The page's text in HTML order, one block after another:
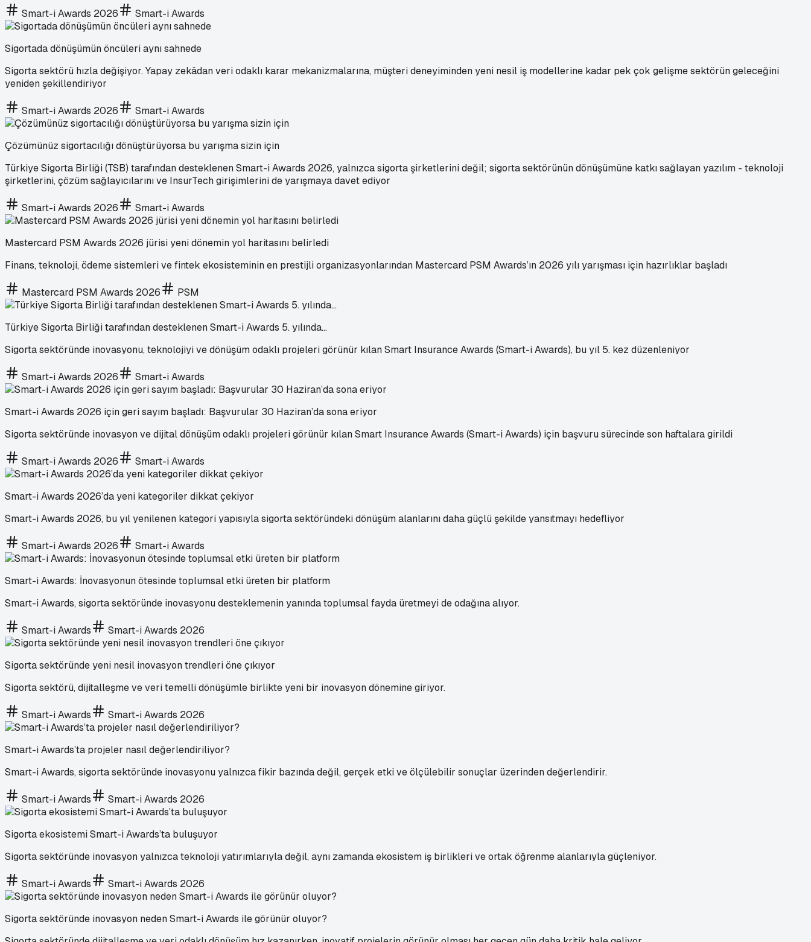
Smart-i Awards 2026 Smart-i Awards
Sigortada dönüşümün öncüleri aynı sahnede
Sigorta sektörü hızla değişiyor. Yapay zekâdan veri odaklı karar mekanizmalarına, müşteri deneyiminden yeni nesil iş modellerine kadar pek çok gelişme sektörün geleceğini
yeniden şekillendiriyor
Smart-i Awards 2026 Smart-i Awards
Çözümünüz sigortacılığı dönüştürüyorsa bu yarışma sizin için
Türkiye Sigorta Birliği (TSB) tarafından desteklenen Smart-i Awards 2026, yalnızca sigorta şirketlerini değil; sigorta sektörünün dönüşümüne katkı sağlayan yazılım - teknoloji
şirketlerini, çözüm sağlayıcılarını ve InsurTech girişimlerini de yarışmaya davet ediyor
Smart-i Awards 2026 Smart-i Awards
Mastercard PSM Awards 2026 jürisi yeni dönemin yol haritasını belirledi
Finans, teknoloji, ödeme sistemleri ve fintek ekosisteminin en prestijli organizasyonlarından Mastercard PSM Awards’ın 2026 yılı yarışması için hazırlıklar başladı
Mastercard PSM Awards 2026 PSM
Türkiye Sigorta Birliği tarafından desteklenen Smart-i Awards 5. yılında…
Sigorta sektöründe inovasyonu, teknolojiyi ve dönüşüm odaklı projeleri görünür kılan Smart Insurance Awards (Smart-i Awards), bu yıl 5. kez düzenleniyor
Smart-i Awards 2026 Smart-i Awards
Smart-i Awards 2026 için geri sayım başladı: Başvurular 30 Haziran’da sona eriyor
Sigorta sektöründe inovasyon ve dijital dönüşüm odaklı projeleri görünür kılan Smart Insurance Awards (Smart-i Awards) için başvuru sürecinde son haftalara girildi
Smart-i Awards 2026 Smart-i Awards
Smart-i Awards 2026’da yeni kategoriler dikkat çekiyor
Smart-i Awards 2026, bu yıl yenilenen kategori yapısıyla sigorta sektöründeki dönüşüm alanlarını daha güçlü şekilde yansıtmayı hedefliyor
Smart-i Awards 2026 Smart-i Awards
Smart-i Awards: İnovasyonun ötesinde toplumsal etki üreten bir platform
Smart-i Awards, sigorta sektöründe inovasyonu desteklemenin yanında toplumsal fayda üretmeyi de odağına alıyor.
Smart-i Awards Smart-i Awards 2026
Sigorta sektöründe yeni nesil inovasyon trendleri öne çıkıyor
Sigorta sektörü, dijitalleşme ve veri temelli dönüşümle birlikte yeni bir inovasyon dönemine giriyor.
Smart-i Awards Smart-i Awards 2026
Smart-i Awards’ta projeler nasıl değerlendiriliyor?
Smart-i Awards, sigorta sektöründe inovasyonu yalnızca fikir bazında değil, gerçek etki ve ölçülebilir sonuçlar üzerinden değerlendirir.
Smart-i Awards Smart-i Awards 2026
Sigorta ekosistemi Smart-i Awards’ta buluşuyor
Sigorta sektöründe inovasyon yalnızca teknoloji yatırımlarıyla değil, aynı zamanda ekosistem iş birlikleri ve ortak öğrenme alanlarıyla güçleniyor.
Smart-i Awards Smart-i Awards 2026
Sigorta sektöründe inovasyon neden Smart-i Awards ile görünür oluyor?